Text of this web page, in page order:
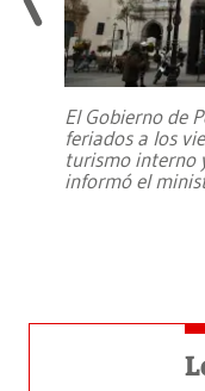
El Gobierno de
feriados a los
turismo interno
informó el